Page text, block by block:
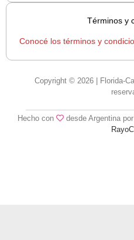
Términos y
Conocé los términos y
Copyright © 2026 | Florida-
Hecho con desde Argentina por